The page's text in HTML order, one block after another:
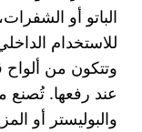
الباتو أو
للاستخدام
وتتكون من
عند رفعها.
والبوليستر أو